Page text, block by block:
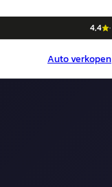
4,4 ·
Autoverkopen